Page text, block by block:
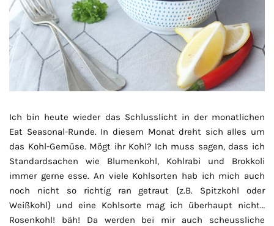
Ich bin heute wieder das Schlusslicht in der monatlichen
Eat Seasonal-Runde. In diesem Monat dreht sich alles um
das Kohl-Gemüse. Mögt ihr Kohl? Ich muss sagen, dass ich
Standardsachen wie Blumenkohl, Kohlrabi und Brokkoli
immer gerne esse. An viele Kohlsorten hab ich mich auch
noch nicht so richtig ran getraut {z.B. Spitzkohl oder
Weißkohl} und eine Kohlsorte mag ich überhaupt nicht…
Rosenkohl! bäh! Da werden bei mir auch scheussliche